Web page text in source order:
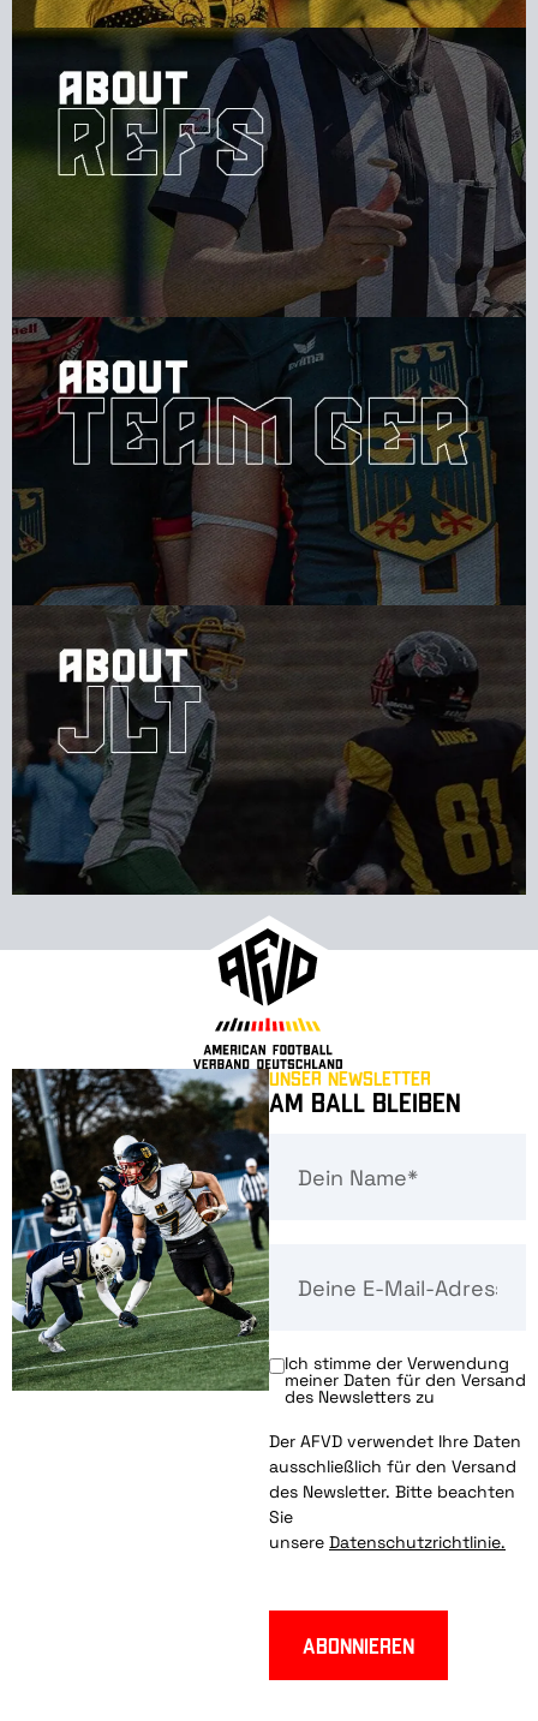
Unser Newsletter
Am Ball bleiben
Ich stimme der Verwendung
meiner Daten für den Versand
des Newsletters zu
Der AFVD verwendet Ihre Daten
ausschließlich für den Versand
des Newsletter. Bitte beachten
Sie
unsere Datenschutzrichtlinie.
Abonnieren